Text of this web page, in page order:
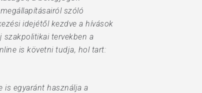
szóló
idejétől kezdve a hívások
tervekben a
is követni tudja, hol tart:
is egyaránt használja a